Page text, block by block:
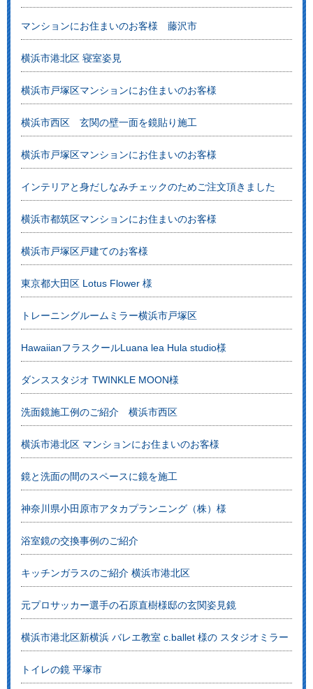
マンションにお住まいのお客様 藤沢市
横浜市港北区 寝室姿見
横浜市戸塚区マンションにお住まいのお客様
横浜市西区 玄関の壁一面を鏡貼り施工
横浜市戸塚区マンションにお住まいのお客様
インテリアと身だしなみチェックのためご注文頂きました
横浜市都筑区マンションにお住まいのお客様
横浜市戸塚区戸建てのお客様
東京都大田区 Lotus Flower 様
トレーニングルームミラー横浜市戸塚区
HawaiianフラスクールLuana lea Hula studio様
ダンススタジオ TWINKLE MOON様
洗面鏡施工例のご紹介 横浜市西区
横浜市港北区 マンションにお住まいのお客様
鏡と洗面の間のスペースに鏡を施工
神奈川県小田原市アタカプランニング（株）様
浴室鏡の交換事例のご紹介
キッチンガラスのご紹介 横浜市港北区
元プロサッカー選手の石原直樹様邸の玄関姿見鏡
横浜市港北区新横浜 バレエ教室 c.ballet 様の スタジオミラー
トイレの鏡 平塚市